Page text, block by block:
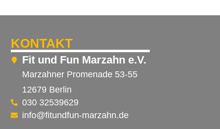
KONTAKT
Fit und Fun Marzahn e.V.
Marzahner Promenade 53-55
12679 Berlin
030 32539629
info@fitundfun-marzahn.de